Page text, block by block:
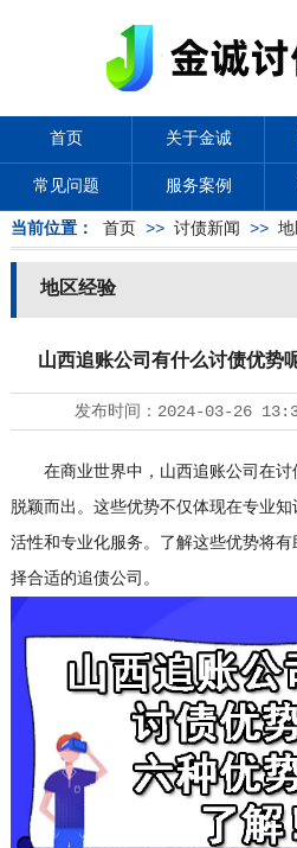
首页 关于金诚
常见问题 服务案例
当前位置： 首页 >> 讨债新闻 >>
地区经验
山西追账公司有什么讨债优势
发布时间： 2024-03-26
在商业世界中，山西追账公司在讨
脱颖而出。这些优势不仅体现在专业
活性和专业化服务。了解这些优势将
择合适的追债公司。